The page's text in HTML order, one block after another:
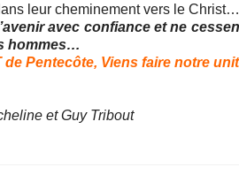
leur cheminement vers le Christ…
avec confiance et ne
hommes…
Viens faire notre
Guy Tribout